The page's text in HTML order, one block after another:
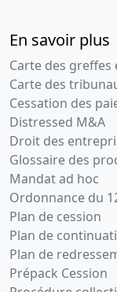
En savoir plus
Carte des
Carte des
Cessation des
Distressed M&A
Droit des
Glossaire des
Mandat ad hoc
Ordonnance du
Plan de cession
Plan de
Plan de
Prépack Cession